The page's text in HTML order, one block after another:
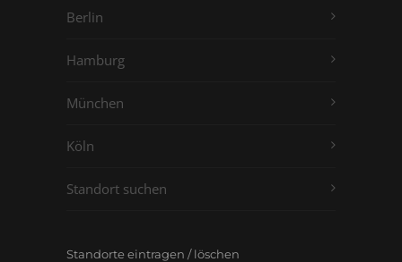
Berlin
Hamburg
München
Köln
Standort suchen
Standorte eintragen / löschen